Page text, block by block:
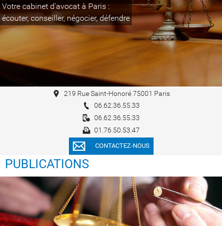
Votre cabinet d'avocat à Paris :
écouter, conseiller, négocier, défendre
219 Rue Saint-Honoré 75001 Paris
06.62.36.55.33
06.62.36.55.33
01.76.50.53.47
CONTACTEZ-NOUS
PUBLICATIONS